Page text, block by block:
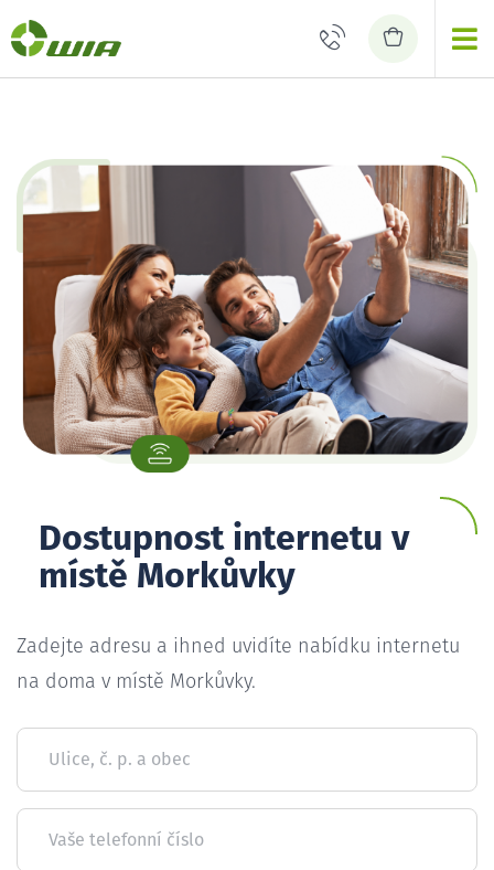
Dostupnost internetu v
místě Morkůvky
Zadejte adresu a ihned uvidíte nabídku internetu
na doma v místě Morkůvky.
Ulice, č. p. a obec
Vaše telefonní číslo